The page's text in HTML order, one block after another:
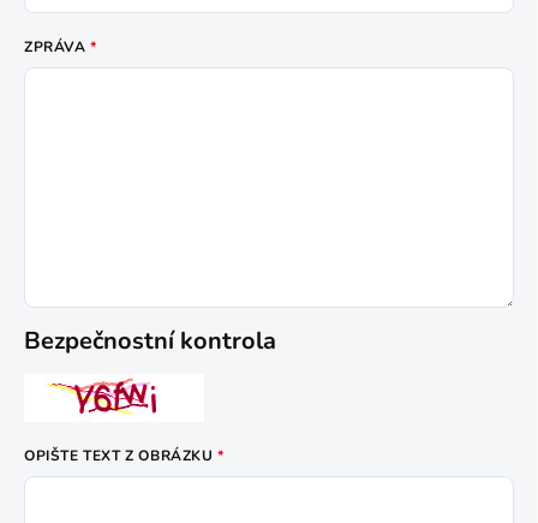
ZPRÁVA
Bezpečnostní kontrola
OPIŠTE TEXT Z OBRÁZKU